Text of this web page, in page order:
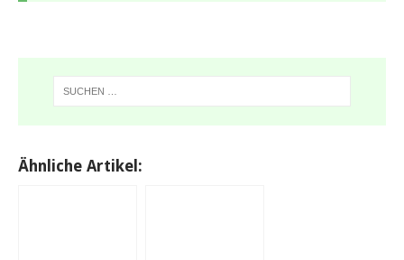
Ähnliche Artikel: